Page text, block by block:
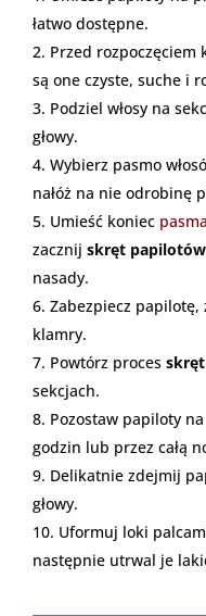
łatwo dostępne.
Przed rozpoczęciem
są one czyste, suche i
Podziel włosy na
głowy.
Wybierz pasmo
nałóż na nie odrobinę
Umieść koniec
zacznij skręt papilotów
nasady.
Zabezpiecz
klamry.
Powtórz proces
sekcjach.
Pozostaw papiloty
godzin lub przez całą
Delikatnie zdejmij
głowy.
Uformuj loki
następnie utrwal je